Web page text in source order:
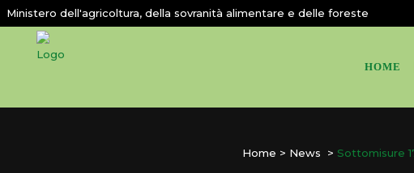
Ministero dell'agricoltura, della sovranità alimentare e delle foreste
HOME
Home > News > Sottomisure